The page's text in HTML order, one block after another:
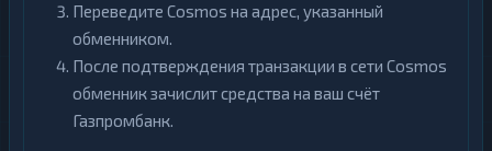
Переведите Cosmos на адрес, указанный
обменником.
После подтверждения транзакции в сети Cosmos
обменник зачислит средства на ваш счёт
Газпромбанк.